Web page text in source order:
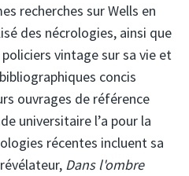
recherches sur Wells en
des nécrologies, ainsi que
vintage sur sa vie et
concis
ouvrages de référence
universitaire l’a pour la
récentes incluent sa
Dans l'ombre